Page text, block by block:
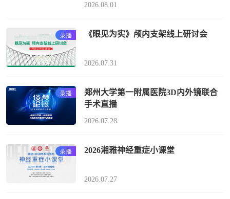
2026.08.01
《眼见为实》颅内支架线上研讨会
2026.07.31
郑州大学第一附属医院3D内外镜联合
手术直播
2026.07.28
2026湘雅神经重症小课堂
2026.07.27